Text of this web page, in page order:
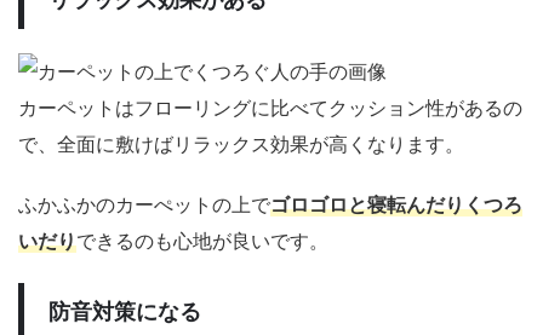
カーペットはフローリングに比べてクッション性があるの
で、全面に敷けばリラックス効果が高くなります。
ふかふかのカーぺットの上でゴロゴロと寝転んだりくつろ
いだりできるのも心地が良いです。
防音対策になる